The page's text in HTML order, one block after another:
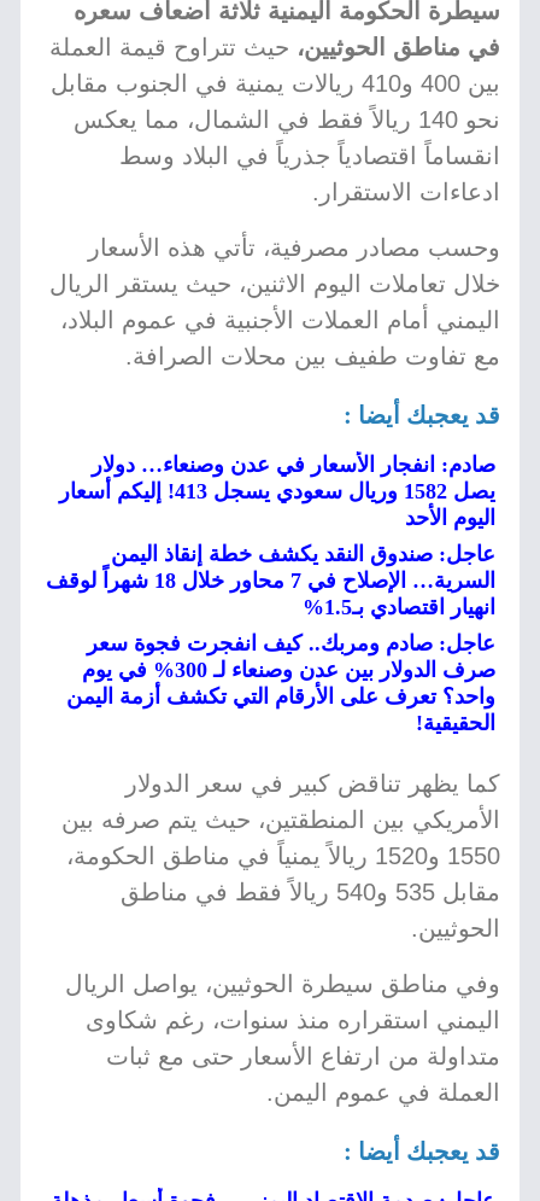
سيطرة الحكومة اليمنية ثلاثة أضعاف سعره
في مناطق الحوثيين، حيث تتراوح قيمة العملة
بين 400 و410 ريالات يمنية في الجنوب مقابل
نحو 140 ريالاً فقط في الشمال، مما يعكس
انقساماً اقتصادياً جذرياً في البلاد وسط
ادعاءات الاستقرار.
وحسب مصادر مصرفية، تأتي هذه الأسعار
خلال تعاملات اليوم الاثنين، حيث يستقر الريال
اليمني أمام العملات الأجنبية في عموم البلاد،
مع تفاوت طفيف بين محلات الصرافة.
قد يعجبك أيضا :
صادم: انفجار الأسعار في عدن وصنعاء… دولار
يصل 1582 وريال سعودي يسجل 413! إليكم أسعار
اليوم الأحد
عاجل: صندوق النقد يكشف خطة إنقاذ اليمن
السرية… الإصلاح في 7 محاور خلال 18 شهراً لوقف
انهيار اقتصادي بـ1.5%
عاجل: صادم ومربك.. كيف انفجرت فجوة سعر
صرف الدولار بين عدن وصنعاء لـ 300% في يوم
واحد؟ تعرف على الأرقام التي تكشف أزمة اليمن
الحقيقية!
كما يظهر تناقض كبير في سعر الدولار
الأمريكي بين المنطقتين، حيث يتم صرفه بين
1550 و1520 ريالاً يمنياً في مناطق الحكومة،
مقابل 535 و540 ريالاً فقط في مناطق
الحوثيين.
وفي مناطق سيطرة الحوثيين، يواصل الريال
اليمني استقراره منذ سنوات، رغم شكاوى
متداولة من ارتفاع الأسعار حتى مع ثبات
العملة في عموم اليمن.
قد يعجبك أيضا :